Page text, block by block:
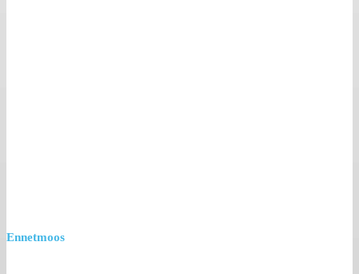
Ennetmoos